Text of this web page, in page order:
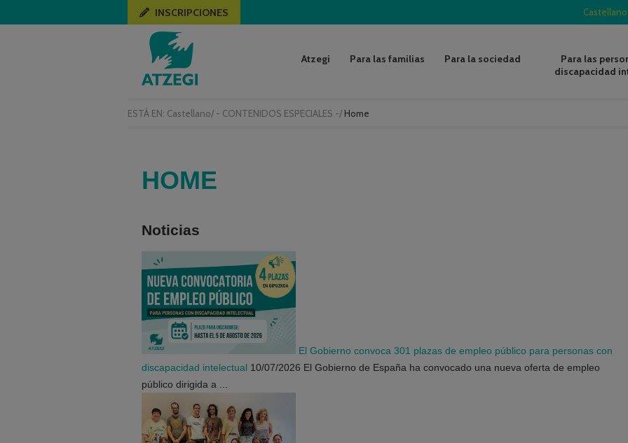
ESTÁ EN: Castellano/ - CONTENIDOS ESPECIALES -/ Home
Castellano
INSCRIPCIONES
Atzegi Para las familias Para la sociedad
Para las
discapacidad
HOME
Noticias
El Gobierno convoca 301 plazas de empleo público para personas con
discapacidad intelectual 10/07/2026 El Gobierno de España ha convocado una nueva oferta de empleo
público dirigida a ...